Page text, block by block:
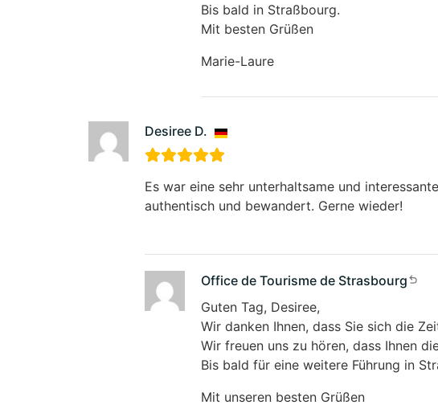
Bis bald in Straßbourg.
Mit besten Grüßen
Marie-Laure
Desiree D.
Es war eine sehr unterhaltsame und
authentisch und bewandert. Gerne wieder!
Office de Tourisme de Strasbourg
Guten Tag, Desiree,
Wir danken Ihnen, dass Sie sich die
Wir freuen uns zu hören, dass Ihnen
Bis bald für eine weitere Führung in
Mit unseren besten Grüßen